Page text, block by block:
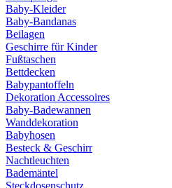
Baby-Kleider
Baby-Bandanas
Beilagen
Geschirre für Kinder
Fußtaschen
Bettdecken
Babypantoffeln
Dekoration Accessoires
Baby-Badewannen
Wanddekoration
Babyhosen
Besteck & Geschirr
Nachtleuchten
Bademäntel
Steckdosenschutz